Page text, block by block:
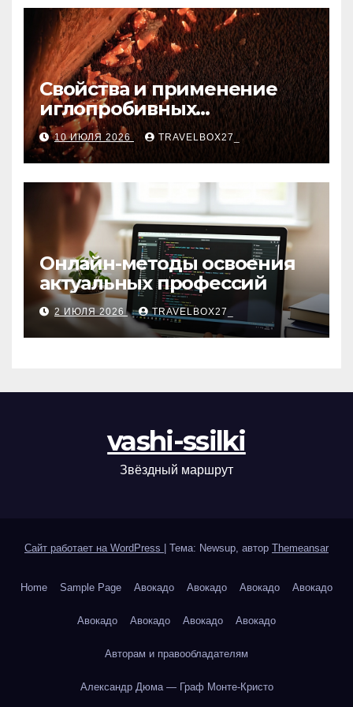
Свойства и применение
иглопробивных
базальтовых огнеупорных
матов
10 ИЮЛЯ 2026 TRAVELBOX27_
Онлайн-методы освоения
актуальных профессий
2 ИЮЛЯ 2026 TRAVELBOX27_
vashi-ssilki
Звёздный маршрут
Сайт работает на WordPress | Тема: Newsup, автор Themeansar
Home Sample Page Авокадо Авокадо Авокадо Авокадо
Авокадо Авокадо Авокадо Авокадо
Авторам и правообладателям
Александр Дюма — Граф Монте-Кристо